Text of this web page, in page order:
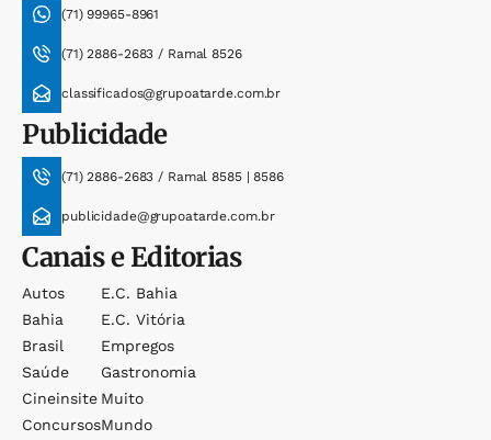
(71) 99965-8961
(71) 2886-2683 / Ramal 8526
classificados@grupoatarde.com.br
Publicidade
(71) 2886-2683 / Ramal 8585 | 8586
publicidade@grupoatarde.com.br
Canais e Editorias
Autos
Bahia
Brasil
Saúde
Cineinsite
Concursos
E.c. Bahia
E.c. Vitória
Empregos
Gastronomia
Muito
Mundo